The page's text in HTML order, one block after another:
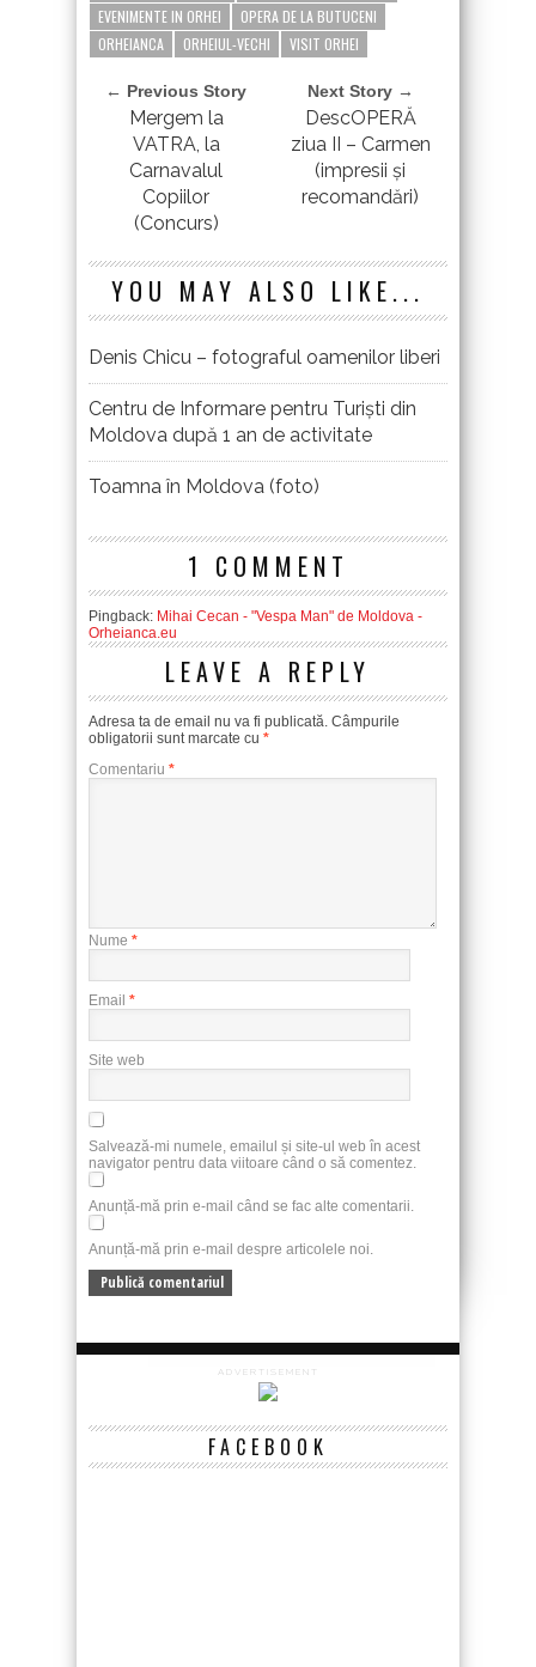
EVENIMENTE IN ORHEI
OPERA DE LA BUTUCENI
ORHEIANCA
ORHEIUL-VECHI VISIT ORHEI
← Previous Story
Mergem la
VATRA, la
Carnavalul
Copiilor
(Concurs)
Next Story →
DescOPERĂ
ziua II – Carmen
(impresii şi
recomandări)
YOU MAY ALSO LIKE...
Denis Chicu – fotograful oamenilor liberi
Centru de Informare pentru Turiști din
Moldova după 1 an de activitate
Toamna în Moldova (foto)
1 COMMENT
Pingback: Mihai Cecan - "Vespa Man" de Moldova -
Orheianca.eu
LEAVE A REPLY
Adresa ta de email nu va fi publicată. Câmpurile
obligatorii sunt marcate cu *
Comentariu *
Nume *
Email *
Site web
Salvează-mi numele, emailul și site-ul web în acest
navigator pentru data viitoare când o să comentez.
Anunță-mă prin e-mail când se fac alte comentarii.
Anunță-mă prin e-mail despre articolele noi.
ADVERTISEMENT
FACEBOOK